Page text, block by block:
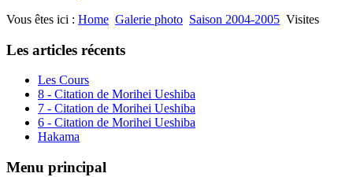
Vous êtes ici : Home Galerie photo Saison 2004-2005 Visites
Les articles récents
Les Cours
8 - Citation de Morihei Ueshiba
7 - Citation de Morihei Ueshiba
6 - Citation de Morihei Ueshiba
Hakama
Menu principal